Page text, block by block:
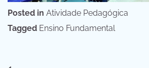
Posted in Atividade Pedagógica
Tagged Ensino Fundamental